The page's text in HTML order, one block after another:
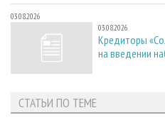
03.08.2026
03.08.2026
Кредиторы
на введении
СТАТЬИ ПО ТЕМЕ